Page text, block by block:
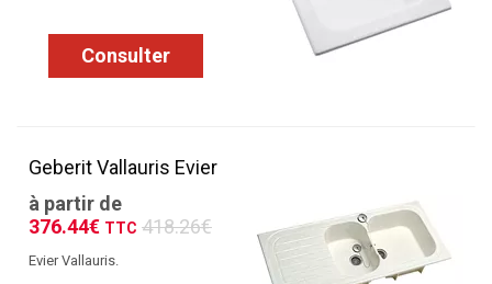
Consulter
Geberit Vallauris Evier
à partir de
376.44€ TTC 418.26€
Evier Vallauris.